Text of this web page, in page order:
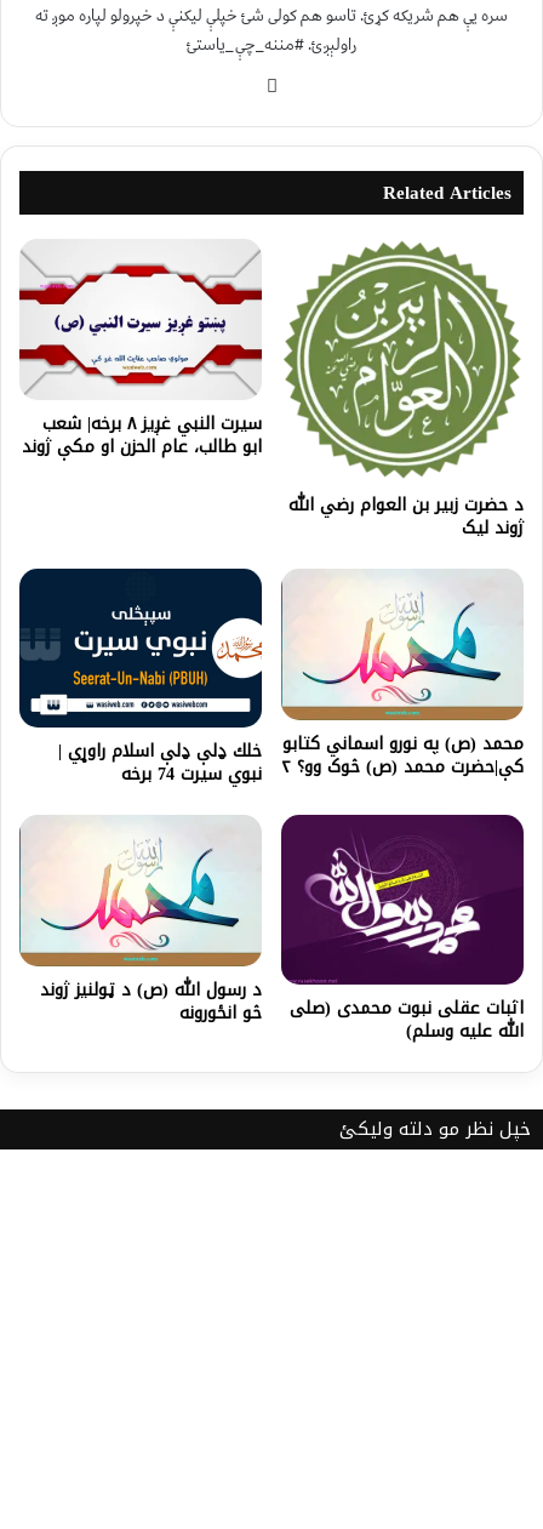
سره یې هم شریکه کړئ. تاسو هم کولی شئ خپلې لیکنې د خپرولو لپاره موږ ته
راولېږئ. #مننه_چې_یاستئ
Related Articles
د حضرت زبیر بن العوام رضي الله
ژوند لیک
سیرت النبي غږیز ۸ برخه| شعب
ابو طالب، عام الحزن او مکې ژوند
محمد (ص) په نورو اسماني کتابو
کې|حضرت محمد (ص) څوک وو؟ ۲ خلك ډلې ډلې اسلام راوړي |
نبوي سیرت 74 برخه
اثبات عقلی نبوت محمدی (صلی
الله عليه وسلم)
د رسول الله (ص) د ټولنيز ژوند
څو انځورونه
خپل نظر مو دلته ولیکئ